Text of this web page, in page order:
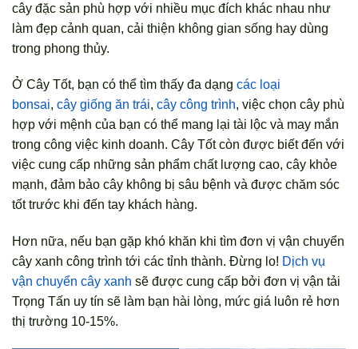
cây đặc sản phù hợp với nhiều mục đích khác nhau như
làm đẹp cảnh quan, cải thiện không gian sống hay dùng
trong phong thủy.
Ở Cây Tốt, bạn có thể tìm thấy đa dạng các loại
bonsai, cây giống ăn trái, cây công trình, việc chọn cây phù
hợp với mệnh của bạn có thể mang lại tài lộc và may mắn
trong công việc kinh doanh. Cây Tốt còn được biết đến với
việc cung cấp những sản phẩm chất lượng cao, cây khỏe
mạnh, đảm bảo cây không bị sâu bệnh và được chăm sóc
tốt trước khi đến tay khách hàng.
Hơn nữa, nếu bạn gặp khó khăn khi tìm đơn vị vận chuyển
cây xanh công trình tới các tỉnh thành. Đừng lo! Dịch vụ
vận chuyển cây xanh sẽ được cung cấp bởi đơn vị vận tải
Trọng Tấn uy tín sẽ làm bạn hài lòng, mức giá luôn rẻ hơn
thị trường 10-15%.